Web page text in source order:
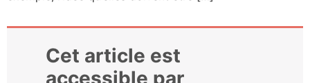
Cet article est